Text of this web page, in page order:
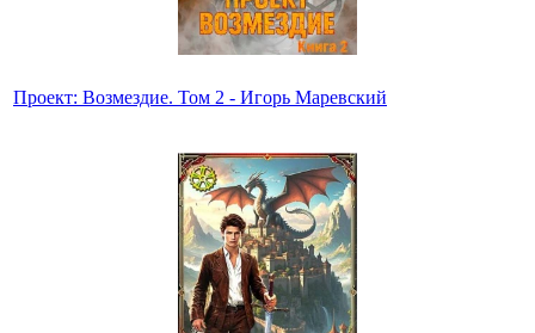
Проект: Возмездие. Том 2 - Игорь Маревский